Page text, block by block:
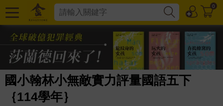
0
國小翰林小無敵實力評量國語五下
｛114學年｝